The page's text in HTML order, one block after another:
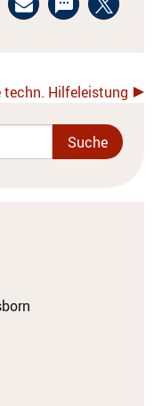
techn. Hilfeleistung